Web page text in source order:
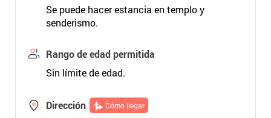
Se puede hacer estancia en templo y
senderismo.
Rango de edad permitida
Sin límite de edad.
Dirección Cómo llegar